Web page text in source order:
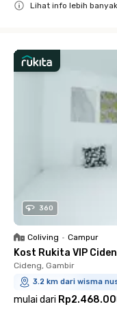
Lihat info lebih banyak
360
Coliving • Campur
Kost Rukita VIP
Cideng, Gambir
3.2 km dari wisma
mulai dari